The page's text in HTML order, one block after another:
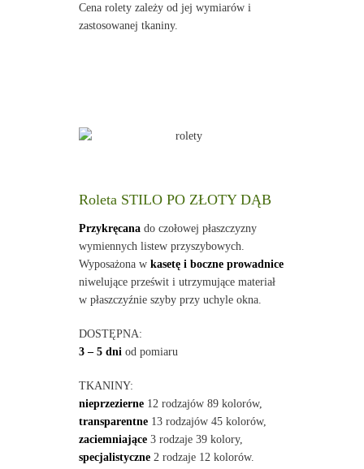
Cena rolety zależy od jej wymiarów i
zastosowanej tkaniny.
Roleta STILO PO ZŁOTY DĄB
Przykręcanado czołowej płaszczyzny
wymiennych listew przyszybowych.
Wyposażona w kasetę i boczne prowadnice
niwelujące prześwit i utrzymujące materiał
w płaszczyźnie szyby przy uchyle okna.
DOSTĘPNA:
3 – 5 dni od pomiaru
TKANINY:
nieprzezierne12 rodzajów 89 kolorów,
transparentne13 rodzajów 45 kolorów,
zaciemniające3 rodzaje 39 kolory,
specjalistyczne2 rodzaje 12 kolorów.